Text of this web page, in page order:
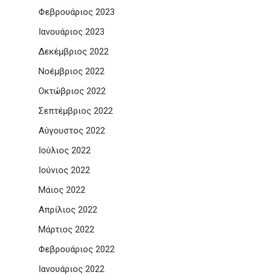
Φεβρουάριος 2023
Ιανουάριος 2023
Δεκέμβριος 2022
Νοέμβριος 2022
Οκτώβριος 2022
Σεπτέμβριος 2022
Αύγουστος 2022
Ιούλιος 2022
Ιούνιος 2022
Μάιος 2022
Απρίλιος 2022
Μάρτιος 2022
Φεβρουάριος 2022
Ιανουάριος 2022